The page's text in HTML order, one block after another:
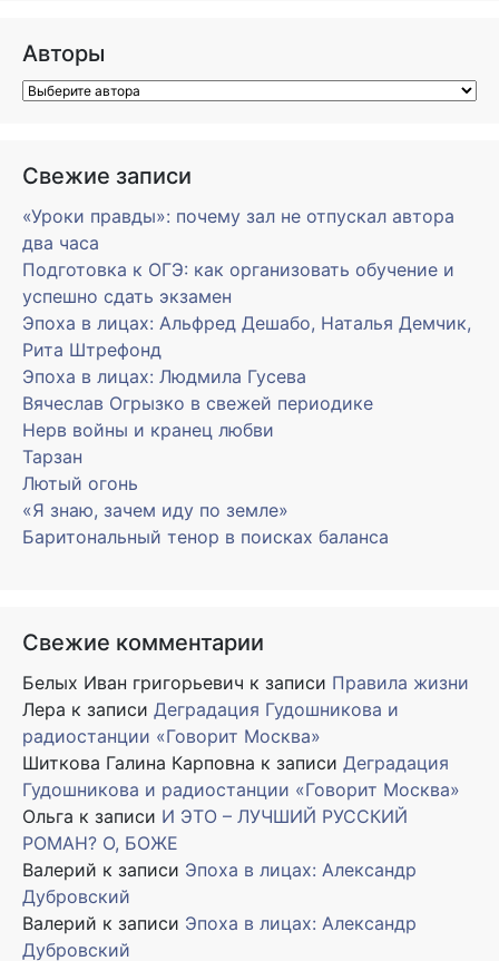
Авторы
Свежие записи
«Уроки правды»: почему зал не отпускал автора
два часа
Подготовка к ОГЭ: как организовать обучение и
успешно сдать экзамен
Эпоха в лицах: Альфред Дешабо, Наталья Демчик,
Рита Штрефонд
Эпоха в лицах: Людмила Гусева
Вячеслав Огрызко в свежей периодике
Нерв войны и кранец любви
Тарзан
Лютый огонь
«Я знаю, зачем иду по земле»
Баритональный тенор в поисках баланса
Свежие комментарии
Белых Иван григорьевич к записи Правила жизни
Лера к записи Деградация Гудошникова и
радиостанции «Говорит Москва»
Шиткова Галина Карповна к записи Деградация
Гудошникова и радиостанции «Говорит Москва»
Ольга к записи И ЭТО – ЛУЧШИЙ РУССКИЙ
РОМАН? О, БОЖЕ
Валерий к записи Эпоха в лицах: Александр
Дубровский
Валерий к записи Эпоха в лицах: Александр
Дубровский